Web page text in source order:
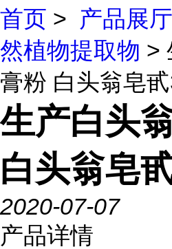
首页 > 产品展厅
然植物提取物 >
膏粉 白头翁皂
生产白头
白头翁皂
2020-07-07
产品详情